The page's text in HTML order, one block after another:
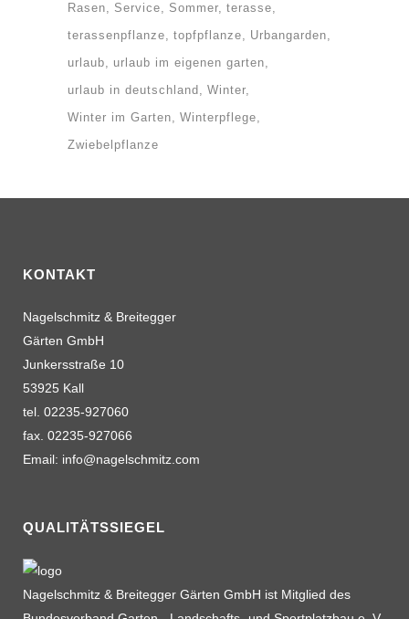
Rasen
Service Sommer terasse
terassenpflanze
topfpflanze
Urbangarden
urlaub
urlaub im eigenen garten
urlaub in deutschland
Winter
Winter im Garten
Winterpflege
Zwiebelpflanze
KONTAKT
Nagelschmitz & Breitegger
Gärten GmbH
Junkersstraße 10
53925 Kall
tel. 02235-927060
fax. 02235-927066
Email: info@nagelschmitz.com
QUALITÄTSSIEGEL
Nagelschmitz & Breitegger Gärten GmbH ist Mitglied des